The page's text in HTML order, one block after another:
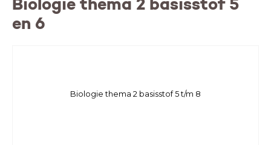
Biologie thema 2 basisstof 5
en 6
Biologie thema 2 basisstof 5 t/m 8